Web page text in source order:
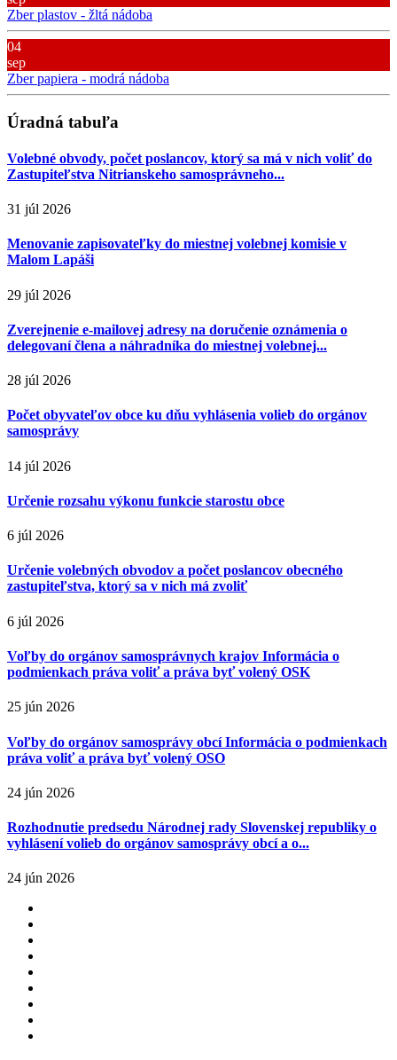
Zber plastov - žltá nádoba
04
sep
Zber papiera - modrá nádoba
Úradná tabuľa
Volebné obvody, počet poslancov, ktorý sa má v nich voliť do
Zastupiteľstva Nitrianskeho samosprávneho...
31 júl 2026
Menovanie zapisovateľky do miestnej volebnej komisie v
Malom Lapáši
29 júl 2026
Zverejnenie e-mailovej adresy na doručenie oznámenia o
delegovaní člena a náhradníka do miestnej volebnej...
28 júl 2026
Počet obyvateľov obce ku dňu vyhlásenia volieb do orgánov
samosprávy
14 júl 2026
Určenie rozsahu výkonu funkcie starostu obce
6 júl 2026
Určenie volebných obvodov a počet poslancov obecného
zastupiteľstva, ktorý sa v nich má zvoliť
6 júl 2026
Voľby do orgánov samosprávnych krajov Informácia o
podmienkach práva voliť a práva byť volený OSK
25 jún 2026
Voľby do orgánov samosprávy obcí Informácia o podmienkach
práva voliť a práva byť volený OSO
24 jún 2026
Rozhodnutie predsedu Národnej rady Slovenskej republiky o
vyhlásení volieb do orgánov samosprávy obcí a o...
24 jún 2026